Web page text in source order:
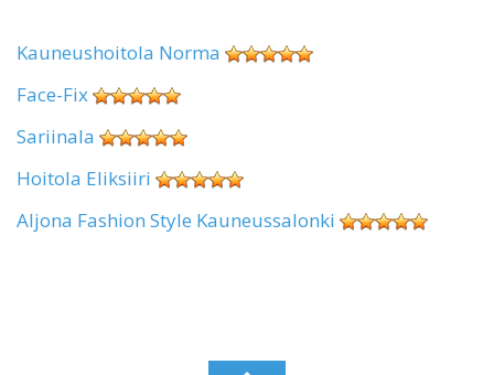
Kauneushoitola Norma
Face-Fix
Sariinala
Hoitola Eliksiiri
Aljona Fashion Style Kauneussalonki